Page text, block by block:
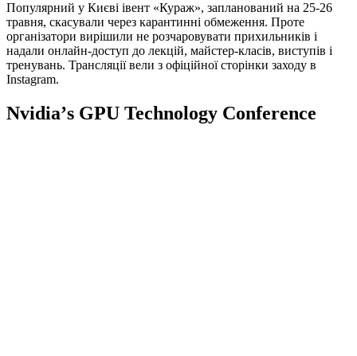
Популярний у Києві івент «Кураж», запланований на 25-26
травня, скасували через карантинні обмеження. Проте
організатори вирішили не розчаровувати прихильників і
надали онлайн-доступ до лекцій, майстер-класів, виступів і
тренувань. Трансляції вели з офіційної сторінки заходу в
Instagram.
Nvidiaʼs GPU Technology Conference